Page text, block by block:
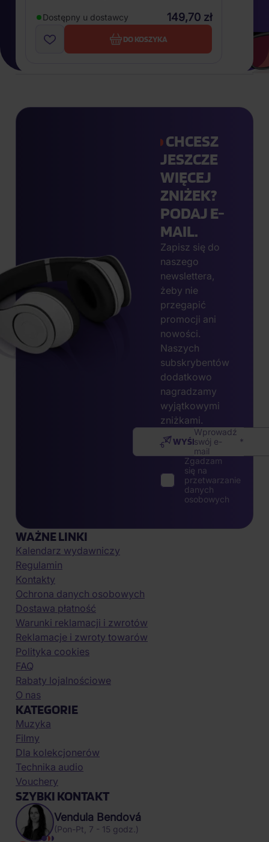
Dostępny u dostawcy 149,70 zł
DO KOSZYKA
CHCESZ
JESZCZE
WIĘCEJ
ZNIŻEK?
PODAJ E-
MAIL.
Zapisz się do
naszego
newslettera,
żeby nie
przegapić
promocji ani
nowości.
Naszych
subskrybentów
dodatkowo
nagradzamy
wyjątkowymi
zniżkami.
Wprowadź
swój e-
mail
WYŚLIJ
Zgadzam
się na
przetwarzanie
danych
osobowych
WAŻNE LINKI
Kalendarz wydawniczy
Regulamin
Kontakty
Ochrona danych osobowych
Dostawa płatność
Warunki reklamacji i zwrotów
Reklamacje i zwroty towarów
Polityka cookies
FAQ
Rabaty lojalnościowe
O nas
KATEGORIE
Muzyka
Filmy
Dla kolekcjonerów
Technika audio
Vouchery
SZYBKI KONTAKT
Vendula Bendová
(Pon-Pt, 7 - 15 godz.)